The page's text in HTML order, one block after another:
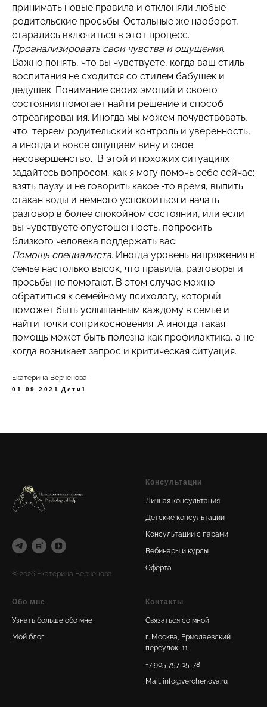
принимать новые правила и отклоняли любые
родительские просьбы. Остальные же наоборот,
старались включиться в этот процесс.
Проанализировать свои чувства и ощущения.
Важно понять, что вы чувствуете, когда ваш стиль
воспитания не сходится со стилем бабушек и
дедушек. Понимание своих эмоций и своего
состояния помогает найти решение и способ
отреагирования. Иногда мы можем почувствовать,
что теряем родительский контроль и уверенность,
а иногда и вовсе ощущаем вину и свое
несовершенство. В этой и похожих ситуациях
задайтесь вопросом, как я могу помочь себе сейчас:
взять паузу и не говорить какое -то время, выпить
стакан воды и немного успокоиться и начать
разговор в более спокойном состоянии, или если
вы чувствуете опустошенность, попросить
близкого человека поддержать вас.
Помощь специалиста. Иногда уровень напряжения в
семье настолько высок, что правила, разговоры и
просьбы не помогают. В этом случае можно
обратиться к семейному психологу, который
поможет быть услышанным каждому в семье и
найти точки соприкосновения. А иногда такая
помощь может быть полезна как профилактика, а не
когда возникает запрос и критическая ситуация.
Екатерина Верченова
01.09.2021 Дети1
© 2026 Екатерина Верченова
Консультации
Личная консультация
Детские консультации
Консультации с парами
Вебинары и курсы
Оферта
Обо мне
Узнать больше обо мне
Мой блог
Контакты
Связаться со мной
г. Москва, Ермолаевский
переулок, 11
+7 905 757-15-78
Mail: info@verchenova.ru